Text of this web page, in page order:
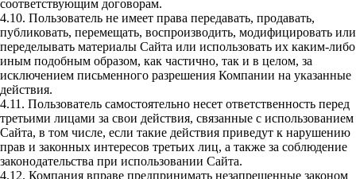
соответствующим договорам.
4.10. Пользователь не имеет права передавать, продавать,
публиковать, перемещать, воспроизводить, модифицировать или
переделывать материалы Сайта или использовать их каким-либо
иным подобным образом, как частично, так и в целом, за
исключением письменного разрешения Компании на указанные
действия.
4.11. Пользователь самостоятельно несет ответственность перед
третьими лицами за свои действия, связанные с использованием
Сайта, в том числе, если такие действия приведут к нарушению
прав и законных интересов третьих лиц, а также за соблюдение
законодательства при использовании Сайта.
4.12. Компания вправе предпринимать незапрещенные законом